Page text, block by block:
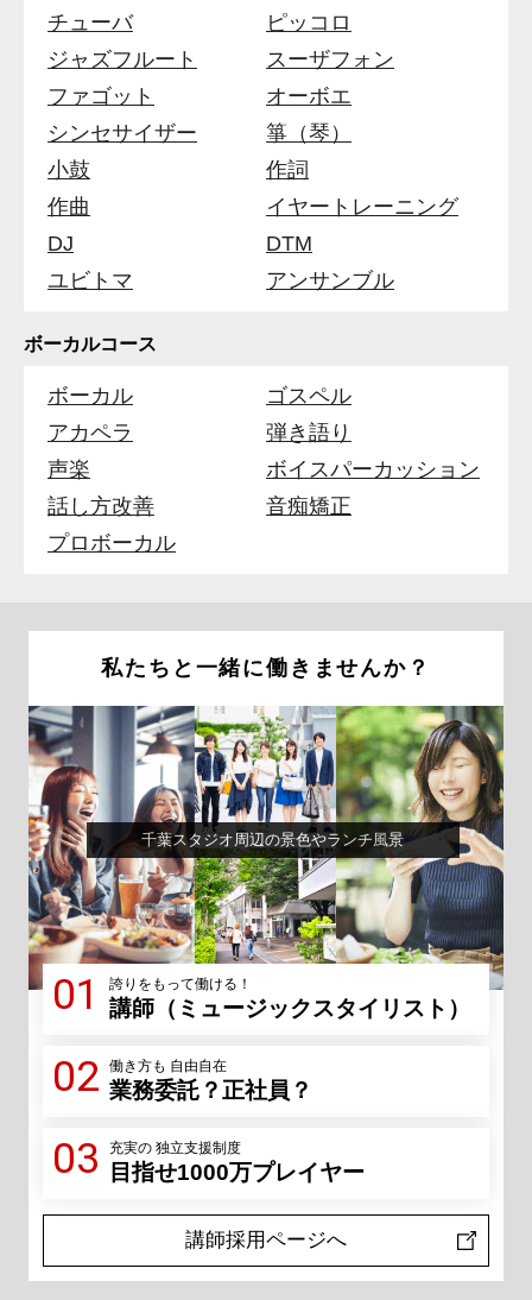
チューバ
ピッコロ
ジャズフルート
スーザフォン
ファゴット
オーボエ
シンセサイザー
箏（琴）
小鼓
作詞
作曲
イヤートレーニング
DJ
DTM
ユビトマ
アンサンブル
ボーカルコース
ボーカル
ゴスペル
アカペラ
弾き語り
声楽
ボイスパーカッション
話し方改善
音痴矯正
プロボーカル
私たちと一緒に働きませんか？
千葉スタジオ周辺の景色やランチ風景
01 誇りをもって働ける！
講師（ミュージックスタイリスト）
02 働き方も 自由自在
業務委託？正社員？
03 充実の 独立支援制度
目指せ1000万プレイヤー
講師採用ページへ